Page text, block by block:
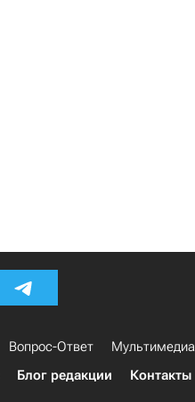
Вопрос-Ответ Мультимедиа
Блог редакции Контакты